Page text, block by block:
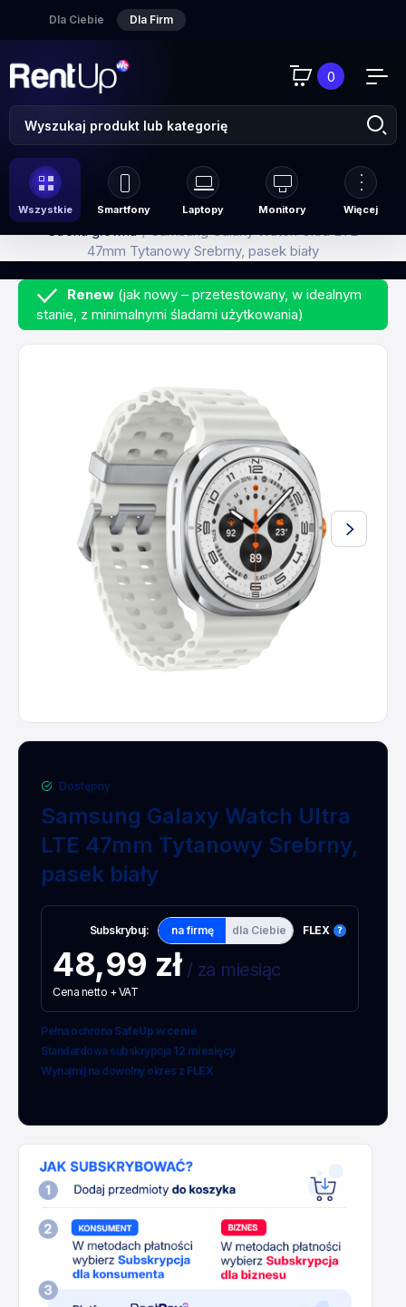
Dla Ciebie Dla Firm
0
Wszystkie Smartfony Laptopy Monitory Więcej
Strona główna
Samsung Galaxy Watch Ultra LTE
47mm Tytanowy Srebrny, pasek biały
Renew (jak nowy – przetestowany, w idealnym
stanie, z minimalnymi śladami użytkowania)
Dostępny
Samsung Galaxy Watch Ultra
LTE 47mm Tytanowy Srebrny,
pasek biały
Subskrybuj: na firmę dla Ciebie FLEX
48,99 zł/ za miesiąc
Cena netto + VAT
Pełna ochrona SafeUp w cenie
Standardowa subskrypcja 12 miesięcy
Wynajmij na dowolny okres z FLEX